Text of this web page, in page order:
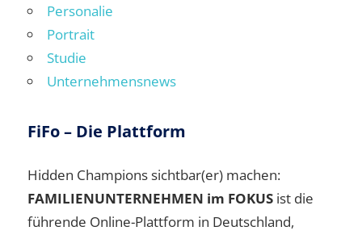
Personalie
Portrait
Studie
Unternehmensnews
FiFo – Die Plattform
Hidden Champions sichtbar(er) machen:
FAMILIENUNTERNEHMEN im FOKUS ist die
führende Online-Plattform in Deutschland,